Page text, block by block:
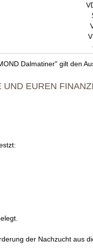
Dalmatiner" gilt den
EUREN
der Nachzucht aus